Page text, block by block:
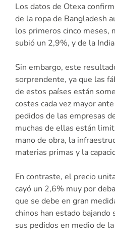
Los datos de Otexa
de la ropa de Bangladesh
los primeros cinco meses,
subió un 2,9%, y de la
Sin embargo, este
sorprendente, ya que las
de estos países están
costes cada vez mayor
pedidos de las empresas
muchas de ellas están
mano de obra, la
materias primas y la
En contraste, el precio
cayó un 2,6% muy por
que se debe en gran
chinos han estado
sus pedidos en medio de